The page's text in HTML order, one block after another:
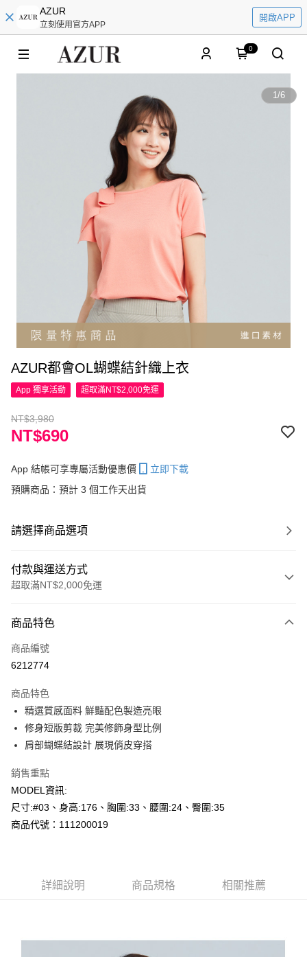
AZUR
立刻使用官方APP
開啟APP
0
1/6
AZUR都會OL蝴蝶結針織上衣
App 獨享活動 超取滿NT$2,000免運
NT$3,980
NT$690
App 結帳可享專屬活動優惠價
立即下載
預購商品：預計 3 個工作天出貨
請選擇商品選項
付款與運送方式
超取滿NT$2,000免運
信用卡一次付款
超商取貨付款
Apple Pay
悠遊付
AFTEE先享後付
相關說明
AFTEE先享後付是「在收到商品之後才付款」的支付方式。 讓您購物簡單
３．安心：先確認商品／服務後，再付款。
２．訂單成立數日內，您將收到繳費通知簡訊。
３．收到繳費通知簡訊後14天內，點擊此簡訊中的連結，可透過四大超商／
商品特色
商品編號
6212774
商品特色
精選質感面料 鮮豔配色製造亮眼
修身短版剪裁 完美修飾身型比例
肩部蝴蝶結設計 展現俏皮穿搭
銷售重點
MODEL資訊:
尺寸:#03、身高:176、胸圍:33、腰圍:24、臀圍:35
商品代號：111200019
詳細說明 商品規格 相關推薦